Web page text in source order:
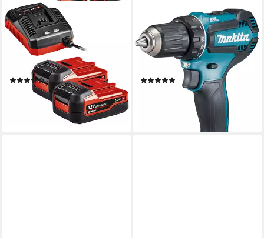
EINHELL
Akku-Schlagbohrschrauber
TE-CD 12 Li-i, max. 1400
U/min, Inkl. Ladegerät und 2x
(21)
79,99 € UVP100,95 €
lieferbar - in 3-4 Werktagen bei dir
Akku-Bohrschrauber
DDF485RFJ, inkl. 2 Akkus
18V/3Ah, Ladegerät und
(18)
ab 219,00 € UVP279,00 €
lieferbar - in 1-2 Werktagen bei dir